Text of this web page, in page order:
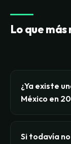
Lo que
¿Ya existe
México en
No. A la
de Ley
Si todavía